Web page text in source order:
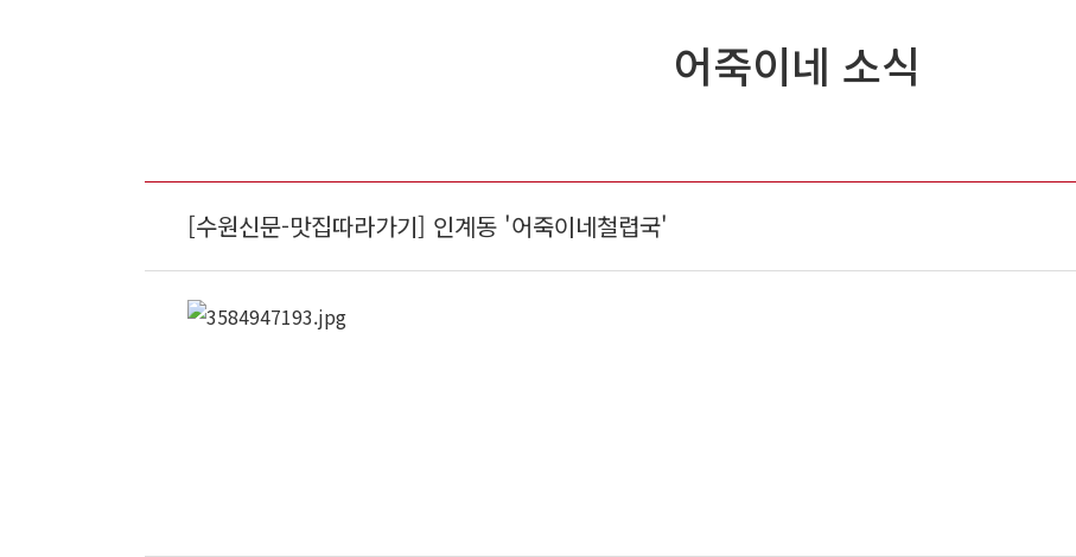
어죽이네 소식
[수원신문-맛집따라가기] 인계동 '어죽이네철렵국'